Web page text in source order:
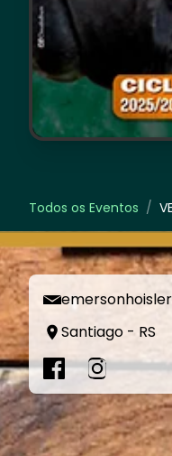
Todos os Eventos /
Santiago - RS